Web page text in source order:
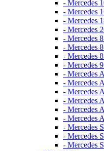
- Mercedes
- Mercedes
- Mercedes
- Mercedes
- Mercedes
- Mercedes
- Mercedes
- Mercedes
- Mercedes
- Mercedes
- Mercedes
- Mercedes
- Mercedes
- Mercedes
- Mercedes
- Mercedes
- Mercedes